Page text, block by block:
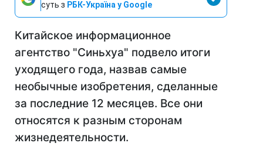
суть з РБК-Україна у Google
Китайское информационное
агентство "Синьхуа" подвело итоги
уходящего года, назвав самые
необычные изобретения, сделанные
за последние 12 месяцев. Все они
относятся к разным сторонам
жизнедеятельности.